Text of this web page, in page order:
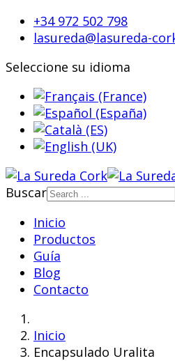
+34 972 502 798
lasureda@lasureda-
Seleccione su idioma
Buscar
Inicio
Productos
Guía
Blog
Contacto
Inicio
Encapsulado Uralita